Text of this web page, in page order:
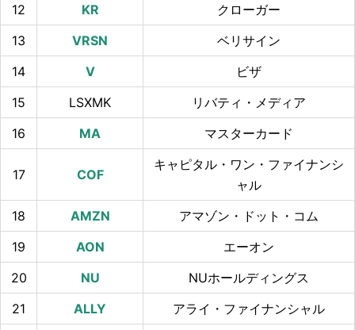
12
クローガー
13
ベリサイン
14
ビザ
15
LSXMK
リバティ・メディア
16
マスターカード
17
キャピタル・ワン・ファイナンシ
ャル
18
アマゾン・ドット・コム
19
エーオン
20
NUホールディングス
21
アライ・ファイナンシャル